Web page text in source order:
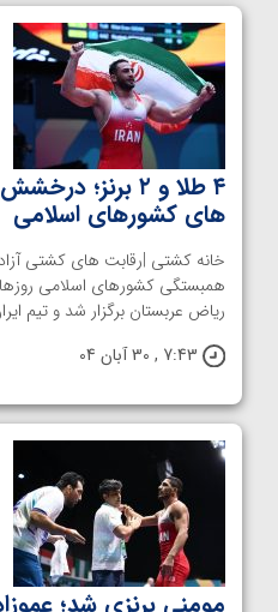
۴ طلا و ۲ برنز؛
های کشورهای اسلامی
خانه کشتی |رقابت های کشتی
ریاض عربستان برگزار شد و تیم ایران
7:43 , 30 آبان 04
مومنی برنزی شد؛